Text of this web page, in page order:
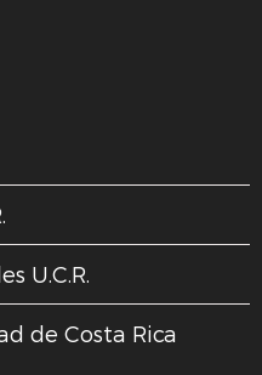
U.C.R.
de Costa Rica